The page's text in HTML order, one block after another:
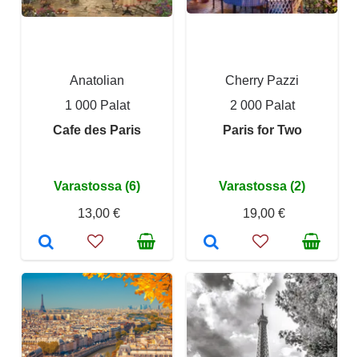
Anatolian
1 000 Palat
Cafe des Paris
Varastossa (6)
13,00 €
Cherry Pazzi
2 000 Palat
Paris for Two
Varastossa (2)
19,00 €